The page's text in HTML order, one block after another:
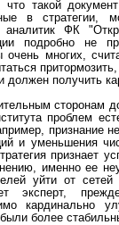
что такой
в стратегии,
аналитик ФК
подробно не
очень многих,
должен получить
сторонам
проблем
признание
и уменьшения
признает
именно ее
уйти от
эксперт,
кардинально
более